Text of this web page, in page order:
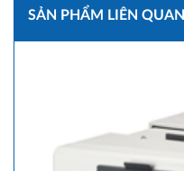
SẢN PHẨM LIÊN QUAN